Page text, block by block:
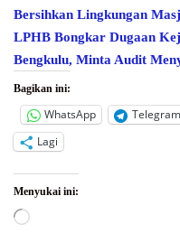
Bersihkan Lingkungan
LPHB Bongkar Dugaan
Bengkulu, Minta Audit
Bagikan ini:
WhatsApp Telegram
Lagi
Menyukai ini:
Memuat...